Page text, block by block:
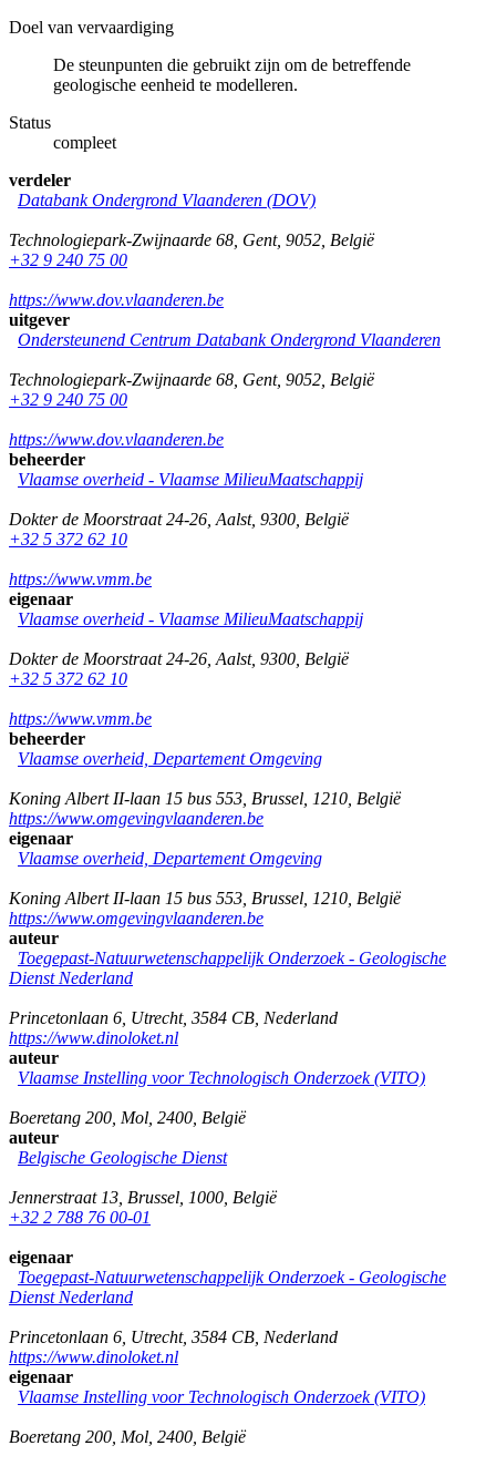
Doel van vervaardiging
De steunpunten die gebruikt zijn om de betreffende
geologische eenheid te modelleren.
Status
compleet
verdeler
Databank Ondergrond Vlaanderen (DOV)
Technologiepark-Zwijnaarde 68 Gent, 9052 België
+32 9 240 75 00
https://www.dov.vlaanderen.be
uitgever
Ondersteunend Centrum Databank Ondergrond Vlaanderen
Technologiepark-Zwijnaarde 68 Gent, 9052 België
+32 9 240 75 00
https://www.dov.vlaanderen.be
beheerder
Vlaamse overheid - Vlaamse MilieuMaatschappij
Dokter de Moorstraat 24-26 Aalst, 9300 België
+32 5 372 62 10
https://www.vmm.be
eigenaar
Vlaamse overheid - Vlaamse MilieuMaatschappij
Dokter de Moorstraat 24-26 Aalst, 9300 België
+32 5 372 62 10
https://www.vmm.be
beheerder
Vlaamse overheid, Departement Omgeving
Koning Albert II-laan 15 bus 553 Brussel 1210 België
https://www.omgevingvlaanderen.be
eigenaar
Vlaamse overheid, Departement Omgeving
Koning Albert II-laan 15 bus 553 Brussel 1210 België
https://www.omgevingvlaanderen.be
auteur
Toegepast-Natuurwetenschappelijk Onderzoek - Geologische
Dienst Nederland
Princetonlaan 6 Utrecht, 3584 CB Nederland
https://www.dinoloket.nl
auteur
Vlaamse Instelling voor Technologisch Onderzoek (VITO)
Boeretang 200 Mol 2400 België
auteur
Belgische Geologische Dienst
Jennerstraat 13 Brussel 1000 België
+32 2 788 76 00-01
eigenaar
Toegepast-Natuurwetenschappelijk Onderzoek - Geologische
Dienst Nederland
Princetonlaan 6 Utrecht, 3584 CB Nederland
https://www.dinoloket.nl
eigenaar
Vlaamse Instelling voor Technologisch Onderzoek (VITO)
Boeretang 200 Mol 2400 België